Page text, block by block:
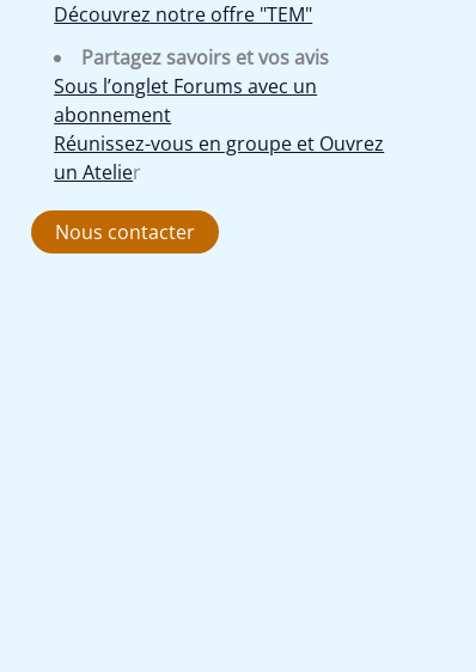
Découvrez notre offre "TEM"
Partagez savoirs et vos avis
Sous l’onglet Forums avec un
abonnement
Réunissez-vous en groupe et Ouvrez
un Atelier
Nous contacter